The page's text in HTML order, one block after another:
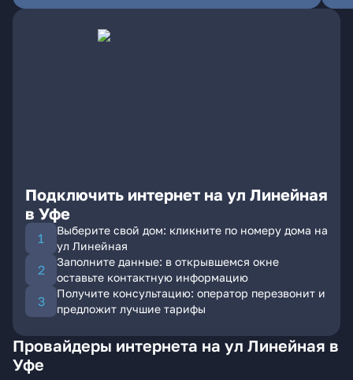
Подключить интернет на ул Линейная
в Уфе
Выберите свой дом: кликните по номеру дома на
ул Линейная
Заполните данные: в открывшемся окне
оставьте контактную информацию
Получите консультацию: оператор перезвонит и
предложит лучшие тарифы
Провайдеры интернета на ул Линейная в
Уфе